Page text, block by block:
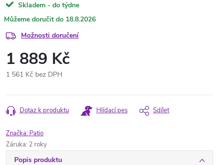
Skladem - do týdne
18.8.2026
Možnosti doručení
1 889 Kč
1 561 Kč bez DPH
cena:
Dotaz k produktu Hlídací pes Sdílet
Značka: Patio
Záruka: 2 roky
Popis produktu